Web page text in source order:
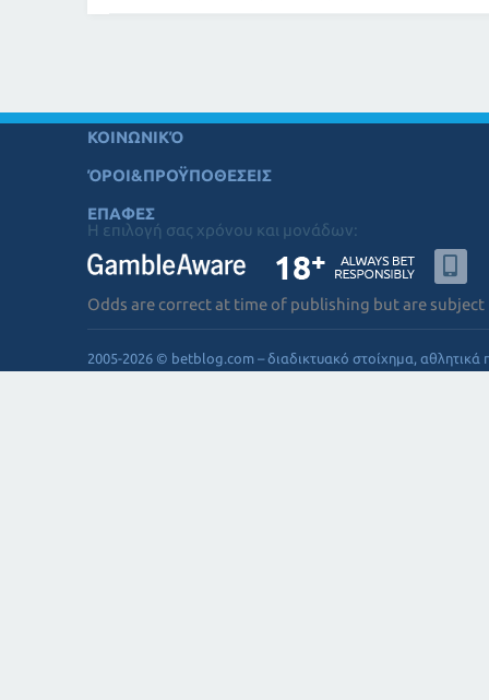
ΚΟΙΝΩΝΙΚΌ
ΌΡΟΙ&ΠΡΟΫΠΟΘΕΣΕΙΣ
ΕΠΑΦΕΣ
Η επιλογή σας χρόνου και μονάδων:
Odds are correct at time of publishing but are subject
2005-2026 © betblog.com – διαδικτυακό στοίχημα, αθλητικά